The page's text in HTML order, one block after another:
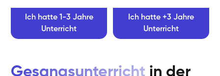
Ich hatte 1-3 Jahre
Unterricht
Ich hatte +3 Jahre
Unterricht
Gesangsunterricht in der